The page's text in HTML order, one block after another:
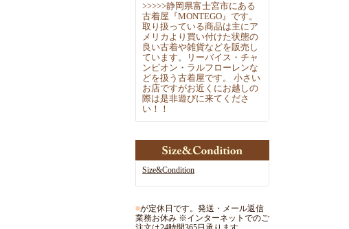
>>>>>静岡県富士宮市にある
古着屋『MONTEGO』です。
取 り扱っている商品は主にア
メリカより買い付けた状態の
良い古着や雑貨などを販売し
ています。リーバイス・チャ
ンピオン・ラルフローレンな
どを扱う古着屋です。 小さい
お店ですがお近くにお越しの
際は是非遊びに来てくださ
い！！
Size&Condition
■が定休日です。発送・メール返信
業務お休み ※インターネットでのご